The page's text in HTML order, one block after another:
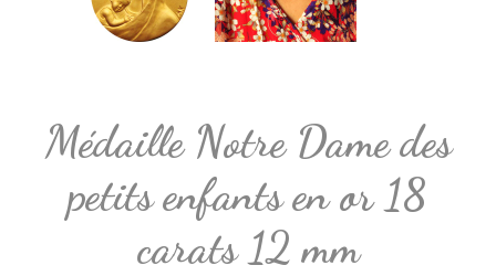
Médaille Notre Dame des
petits enfants en or 18
carats 12 mm